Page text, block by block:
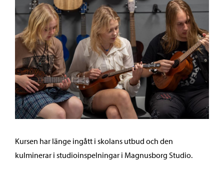
Kursen har länge ingått i skolans utbud och den
kulminerar i studioinspelningar i Magnusborg Studio.